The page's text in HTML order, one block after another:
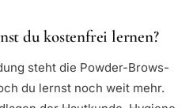
du kostenfrei lernen?
steht die Powder-Brows-
du lernst noch weit mehr.